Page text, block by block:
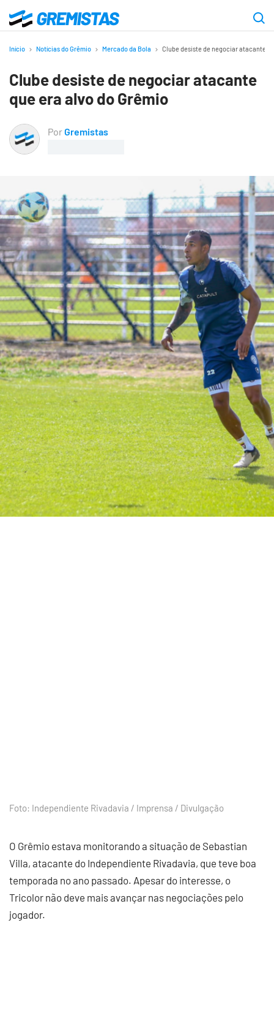
para
principal
Gremistas
Início Notícias do Grêmio Mercado da Bola Clube desiste de negociar atacante
Clube desiste de negociar atacante
que era alvo do Grêmio
PorGremistas
Foto: Independiente Rivadavia / Imprensa / Divulgação
O Grêmio estava monitorando a situação de Sebastian
Villa, atacante do Independiente Rivadavia, que teve boa
temporada no ano passado. Apesar do interesse, o
Tricolor não deve mais avançar nas negociações pelo
jogador.